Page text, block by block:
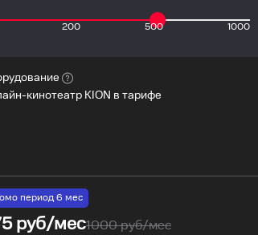
200 500 1000
кинотеатр KION в тарифе
период6 мес
руб/мес1000руб/мес